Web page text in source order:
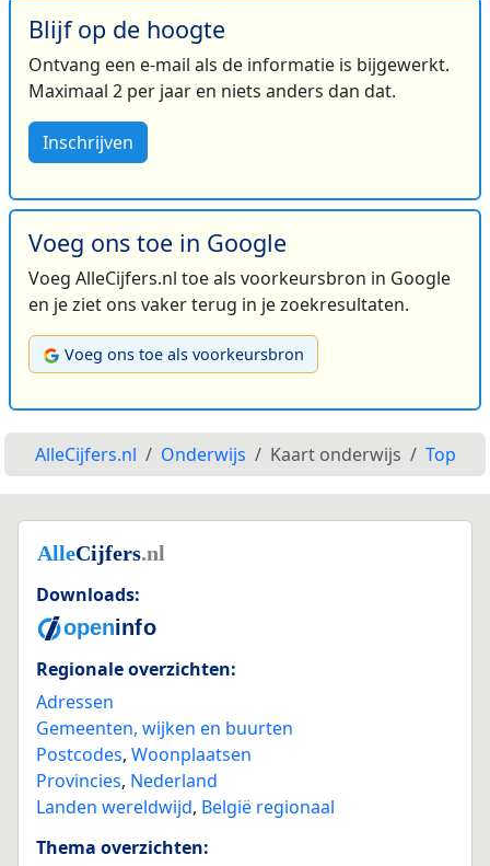
Blijf op de hoogte
Ontvang een e-mail als de informatie is bijgewerkt.
Maximaal 2 per jaar en niets anders dan dat.
Inschrijven
Voeg ons toe in Google
Voeg AlleCijfers.nl toe als voorkeursbron in Google
en je ziet ons vaker terug in je zoekresultaten.
Voeg ons toe als voorkeursbron
AlleCijfers.nl Onderwijs Kaart onderwijs Top
Downloads:
Regionale overzichten:
Adressen
Gemeenten, wijken en buurten
Postcodes, Woonplaatsen
Provincies, Nederland
Landen wereldwijd, België regionaal
Thema overzichten: